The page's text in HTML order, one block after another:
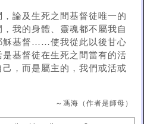
，論及生死之間基督徒唯一的
我的身體、靈魂都不屬我自
穌基督……使我從此以後甘心
基督徒在生死之間當有的活
，而是屬主的，我們或活或
～馮海（作者是師母）